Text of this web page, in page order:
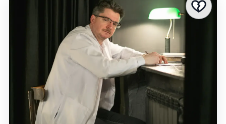
Август 2026
Сентябрь 2026
Октябрь 2026
Ноябрь 2026